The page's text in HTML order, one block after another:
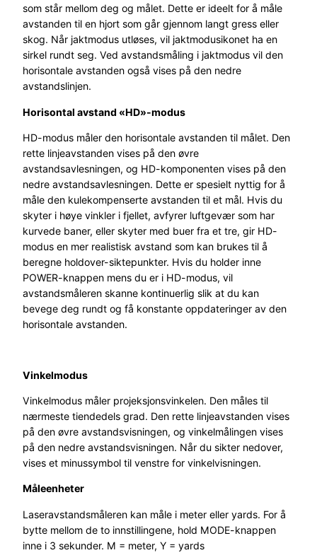
som står mellom deg og målet. Dette er ideelt for å måle
avstanden til en hjort som går gjennom langt gress eller
skog. Når jaktmodus utløses, vil jaktmodusikonet ha en
sirkel rundt seg. Ved avstandsmåling i jaktmodus vil den
horisontale avstanden også vises på den nedre
avstandslinjen.
Horisontal avstand «HD»-modus
HD-modus måler den horisontale avstanden til målet. Den
rette linjeavstanden vises på den øvre
avstandsavlesningen, og HD-komponenten vises på den
nedre avstandsavlesningen. Dette er spesielt nyttig for å
måle den kulekompenserte avstanden til et mål. Hvis du
skyter i høye vinkler i fjellet, avfyrer luftgevær som har
kurvede baner, eller skyter med buer fra et tre, gir HD-
modus en mer realistisk avstand som kan brukes til å
beregne holdover-siktepunkter. Hvis du holder inne
POWER-knappen mens du er i HD-modus, vil
avstandsmåleren skanne kontinuerlig slik at du kan
bevege deg rundt og få konstante oppdateringer av den
horisontale avstanden.
Vinkelmodus
Vinkelmodus måler projeksjonsvinkelen. Den måles til
nærmeste tiendedels grad. Den rette linjeavstanden vises
på den øvre avstandsvisningen, og vinkelmålingen vises
på den nedre avstandsvisningen. Når du sikter nedover,
vises et minussymbol til venstre for vinkelvisningen.
Måleenheter
Laseravstandsmåleren kan måle i meter eller yards. For å
bytte mellom de to innstillingene, hold MODE-knappen
inne i 3 sekunder. M = meter, Y = yards